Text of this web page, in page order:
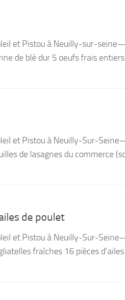
et Pistou à Neuilly-sur-
de blé dur 5 oeufs frais
et Pistou à Neuilly-Sur-
de lasagnes du commerce
de poulet
et Pistou à Neuilly-Sur-
fraîches 16 pièces